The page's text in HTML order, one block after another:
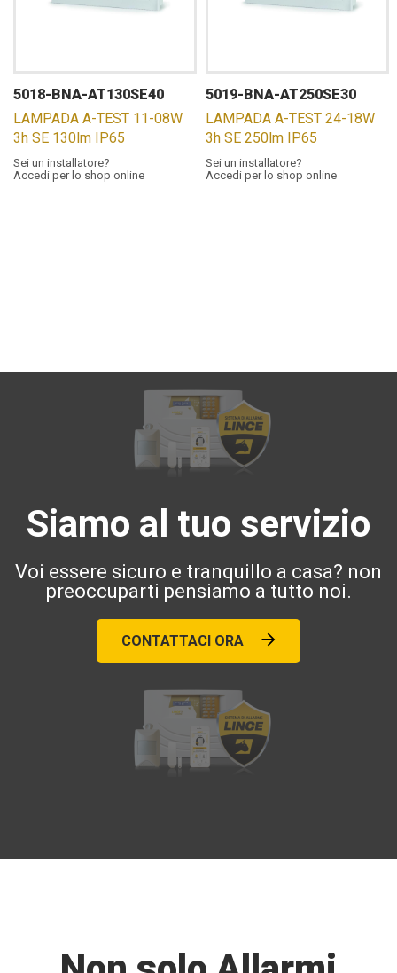
5018-BNA-AT130SE40
LAMPADA A-TEST 11-08W
3h SE 130lm IP65
Sei un installatore?
Accedi per lo shop online
5019-BNA-AT250SE30
LAMPADA A-TEST 24-18W
3h SE 250lm IP65
Sei un installatore?
Accedi per lo shop online
Siamo al tuo servizio
Voi essere sicuro e tranquillo a casa? non
preoccuparti pensiamo a tutto noi.
CONTATTACI ORA